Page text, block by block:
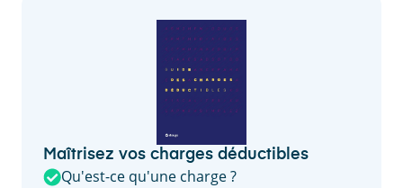
Maîtrisez vos charges déductibles
Qu'est-ce qu'une charge ?